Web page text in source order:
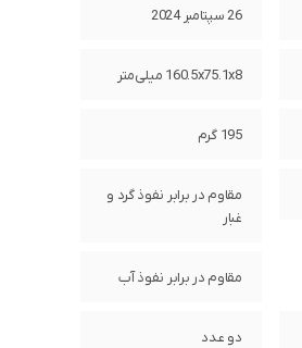
26 سپتامبر 2024
160.5x75.1x8 میلی‌متر
195 گرم
مقاوم در برابر نفوذ گرد و
غبار
مقاوم در برابر نفوذ آب
دو عدد